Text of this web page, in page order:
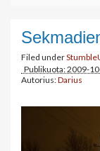
Filed under
Publikuota: 2009-
Autorius:Darius